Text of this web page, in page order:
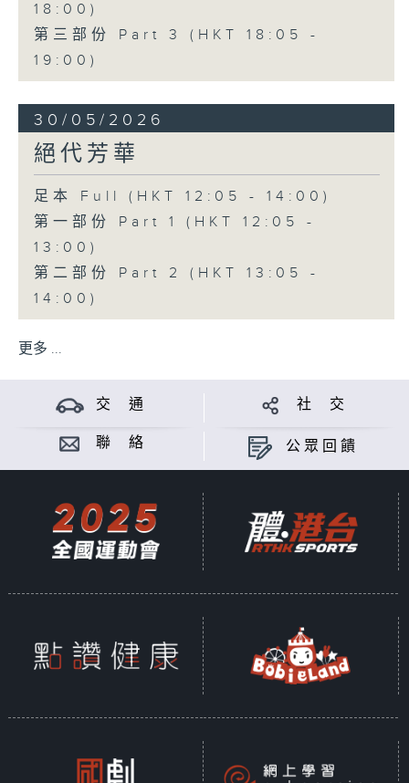
18:00)
第三部份 Part 3 (HKT 18:05 -
19:00)
30/05/2026
絕代芳華
足本 Full (HKT 12:05 - 14:00)
第一部份 Part 1 (HKT 12:05 -
13:00)
第二部份 Part 2 (HKT 13:05 -
14:00)
更多 ...
交 通 社 交
聯 絡 公眾回饋